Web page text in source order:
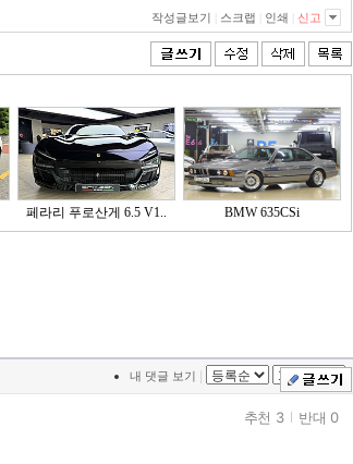
작성글보기 스크랩 인쇄 신고
페라리 푸로산게 6.5 V1.. BMW 635CSi
내 댓글 보기
추천 3 반대 0